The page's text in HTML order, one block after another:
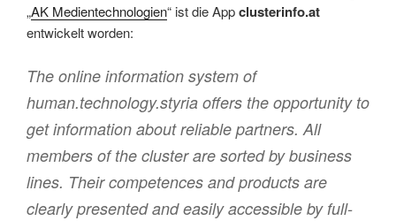
„AK Medientechnologien“ ist die Appclusterinfo.at
entwickelt worden:
The online information system of
human.technology.styria offers the opportunity to
get information about reliable partners. All
members of the cluster are sorted by business
lines. Their competences and products are
clearly presented and easily accessible by full-